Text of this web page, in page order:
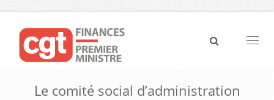
Le comité social d’administration